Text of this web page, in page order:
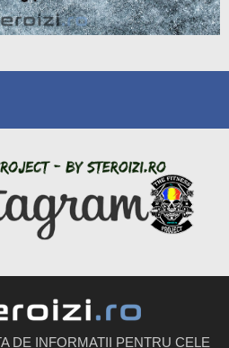
DE INFORMATII PENTRU CELE